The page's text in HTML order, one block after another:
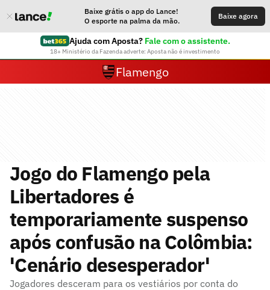
Baixe grátis o app do Lance!
O esporte na palma da mão.
Baixe agora
Ajuda com Aposta? Fale com o assistente.
18+ Ministério da Fazenda adverte: Aposta não é investimento
Flamengo
Jogo do Flamengo pela
Libertadores é
temporariamente suspenso
após confusão na Colômbia:
'Cenário desesperador'
Jogadores desceram para os vestiários por conta do